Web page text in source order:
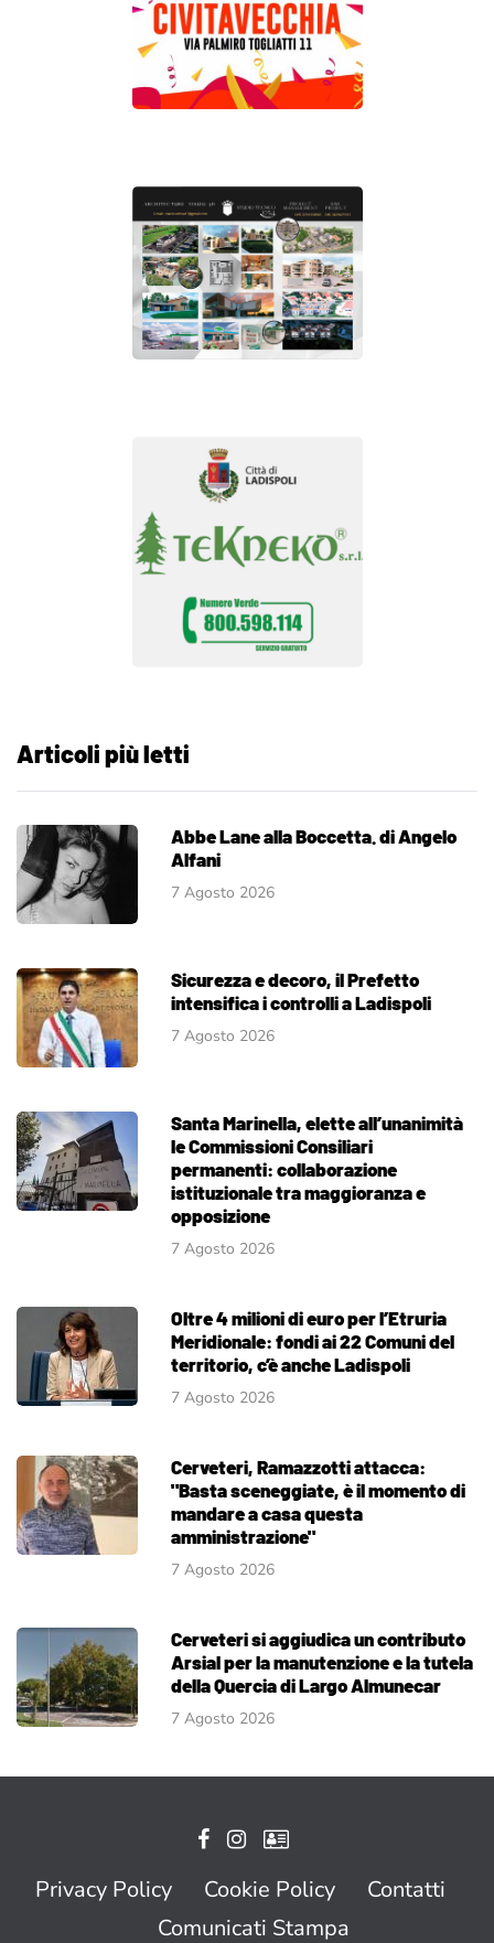
Articoli più letti
Abbe Lane alla Boccetta. di Angelo
Alfani
7 Agosto 2026
Sicurezza e decoro, il Prefetto
intensifica i controlli a Ladispoli
7 Agosto 2026
Santa Marinella, elette all’unanimità
le Commissioni Consiliari
permanenti: collaborazione
istituzionale tra maggioranza e
opposizione
7 Agosto 2026
Oltre 4 milioni di euro per l’Etruria
Meridionale: fondi ai 22 Comuni del
territorio, c’è anche Ladispoli
7 Agosto 2026
Cerveteri, Ramazzotti attacca:
"Basta sceneggiate, è il momento di
mandare a casa questa
amministrazione"
7 Agosto 2026
Cerveteri si aggiudica un contributo
Arsial per la manutenzione e la tutela
della Quercia di Largo Almunecar
7 Agosto 2026
Privacy Policy Cookie Policy
Contatti
Comunicati Stampa